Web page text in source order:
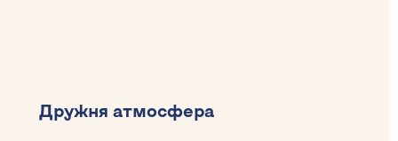
Дружня атмосфера